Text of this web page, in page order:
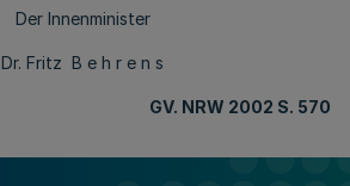
Der Innenminister
Dr. Fritz B e h r e n s
GV. NRW 2002 S. 570